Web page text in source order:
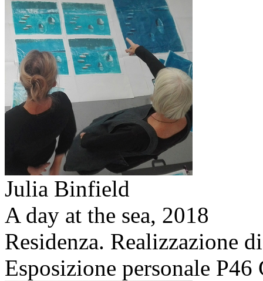
Julia Binfield
A day at the sea, 2018
Residenza. Realizzazione
Esposizione personale